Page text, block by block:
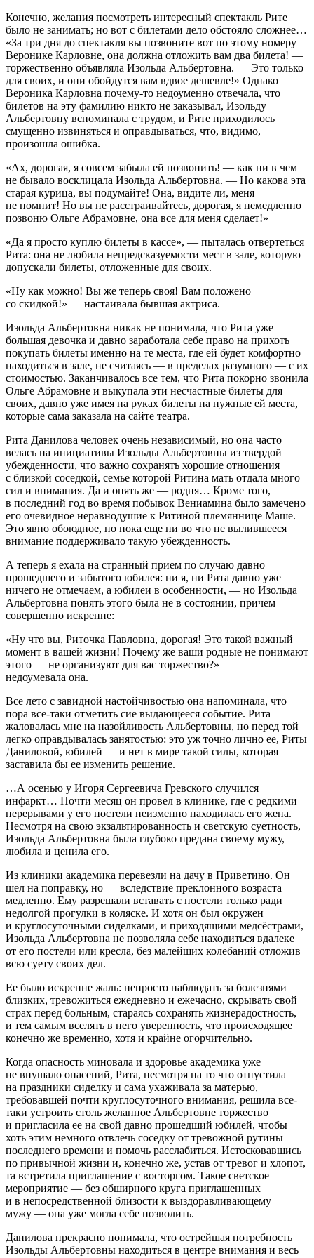
Конечно, желания посмотреть интересный спектакль Рите
было не занимать; но вот с билетами дело обстояло сложнее…
«За три дня до спектакля вы позвоните вот по этому номеру
Веронике Карловне, она должна отложить вам два билета! —
торжественно объявляла Изольда Альбертовна. — Это только
для своих, и они обойдутся вам вдвое дешевле!» Однако
Вероника Карловна почему-то недоуменно отвечала, что
билетов на эту фамилию никто не заказывал, Изольду
Альбертовну вспоминала с трудом, и Рите приходилось
смущенно извиняться и оправдываться, что, видимо,
произошла ошибка.
«Ах, дорогая, я совсем забыла ей позвонить! — как ни в чем
не бывало восклицала Изольда Альбертовна. — Но какова эта
старая курица, вы подумайте! Она, видите ли, меня
не помнит! Но вы не расстраивайтесь, дорогая, я немедленно
позвоню Ольге Абрамовне, она все для меня сделает!»
«Да я просто куплю билеты в кассе», — пыталась отвертеться
Рита: она не любила непредсказуемости мест в зале, которую
допускали билеты, отложенные для своих.
«Ну как можно! Вы же теперь своя! Вам положено
со скидкой!» — настаивала бывшая актриса.
Изольда Альбертовна никак не понимала, что Рита уже
большая девочка и давно заработала себе право на прихоть
покупать билеты именно на те места, где ей будет комфортно
находиться в зале, не считаясь — в пределах разумного — с их
стоимостью. Заканчивалось все тем, что Рита покорно звонила
Ольге Абрамовне и выкупала эти несчастные билеты для
своих, давно уже имея на руках билеты на нужные ей места,
которые сама заказала на сайте театра.
Рита Данилова человек очень независимый, но она часто
велась на инициативы Изольды Альбертовны из твердой
убежденности, что важно сохранять хорошие отношения
с близкой соседкой, семье которой Ритина мать отдала много
сил и внимания. Да и опять же — родня… Кроме того,
в последний год во время побывок Вениамина было замечено
его очевидное неравнодушие к Ритиной племяннице Маше.
Это явно обоюдное, но пока еще ни во что не вылившееся
внимание поддерживало такую убежденность.
А теперь я ехала на странный прием по случаю давно
прошедшего и забытого юбилея: ни я, ни Рита давно уже
ничего не отмечаем, а юбилеи в особенности, — но Изольда
Альбертовна понять этого была не в состоянии, причем
совершенно искренне:
«Ну что вы, Риточка Павловна, дорогая! Это такой важный
момент в вашей жизни! Почему же ваши родные не понимают
этого — не организуют для вас торжество?» —
недоумевала она.
Все лето с завидной настойчивостью она напоминала, что
пора все-таки отметить сие выдающееся событие. Рита
жаловалась мне на назойливость Альбертовны, но перед той
легко оправдывалась занятостью: это уж точно лично ее, Риты
Даниловой, юбилей — и нет в мире такой силы, которая
заставила бы ее изменить решение.
…А осенью у Игоря Сергеевича Гревского случился
инфаркт… Почти месяц он провел в клинике, где с редкими
перерывами у его постели неизменно находилась его жена.
Несмотря на свою экзальтированность и светскую суетность,
Изольда Альбертовна была глубоко предана своему мужу,
любила и ценила его.
Из клиники академика перевезли на дачу в Приветино. Он
шел на поправку, но — вследствие преклонного возраста —
медленно. Ему разрешали вставать с постели только ради
недолгой прогулки в коляске. И хотя он был окружен
и круглосуточными сиделками, и приходящими медсёстрами,
Изольда Альбертовна не позволяла себе находиться вдалеке
от его постели или кресла, без малейших колебаний отложив
всю суету своих дел.
Ее было искренне жаль: непросто наблюдать за болезнями
близких, тревожиться ежедневно и ежечасно, скрывать свой
страх перед больным, стараясь сохранять жизнерадостность,
и тем самым вселять в него уверенность, что происходящее
конечно же временно, хотя и крайне огорчительно.
Когда опасность миновала и здоровье академика уже
не внушало опасений, Рита, несмотря на то что отпустила
на праздники сиделку и сама ухаживала за матерью,
требовавшей почти круглосуточного внимания, решила все-
таки устроить столь желанное Альбертовне торжество
и пригласила ее на свой давно прошедший юбилей, чтобы
хоть этим немного отвлечь соседку от тревожной рутины
последнего времени и помочь расслабиться. Истосковавшись
по привычной жизни и, конечно же, устав от тревог и хлопот,
та встретила приглашение с восторгом. Такое светское
мероприятие — без обширного круга приглашенных
и в непосредственной близости к выздоравливающему
мужу — она уже могла себе позволить.
Данилова прекрасно понимала, что острейшая потребность
Изольды Альбертовны находиться в центре внимания и весь